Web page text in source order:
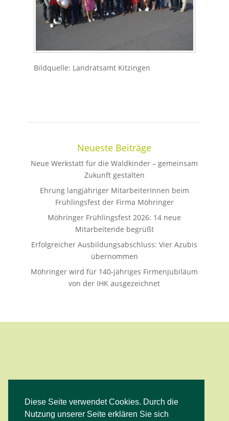
Diese Seite verwendet Cookies. Durch die
Nutzung unserer Seite erklären Sie sich
Bildquelle: Landratsamt Kitzingen
Neueste Beiträge
Neue Werkstatt für die Waldkinder – gemeinsam
Zukunft gestalten
Ehrung langjähriger MitarbeiterInnen beim
Frühlingsfest der Firma Möhringer
Möhringer Frühlingsfest 2026: 14 neue
Mitarbeitende begrüßt
Erfolgreicher Ausbildungsabschluss: Vier Azubis
übernommen
Möhringer wird für 140-jähriges Firmenjubiläum
von der IHK ausgezeichnet
Facebook
Instagram
YouTube